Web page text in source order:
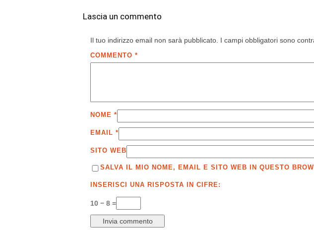
Lascia un commento
Il tuo indirizzo email non sarà pubblicato. I campi obbligatori sono
COMMENTO *
NOME *
EMAIL *
SITO WEB
SALVA IL MIO NOME, EMAIL E SITO WEB IN QUESTO
INSERISCI UNA RISPOSTA IN CIFRE:
10 − 8 =